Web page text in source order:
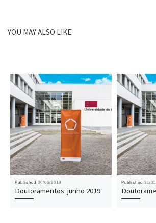
YOU MAY ALSO LIKE
Published 30/06/2019
Doutoramentos: junho 2019
Published 31/